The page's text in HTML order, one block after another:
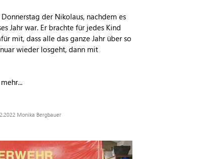
der Nikolaus, nachdem es
Jahr war. Er brachte für jedes Kind
mit, dass alle das ganze Jahr über so
wieder losgeht, dann mit
mehr...
Monika Bergbauer